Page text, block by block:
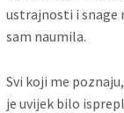
ustrajnosti i snage
sam naumila.
Svi koji me
je uvijek bilo